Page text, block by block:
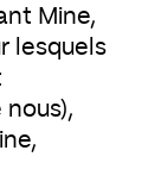
Mine,
lesquels